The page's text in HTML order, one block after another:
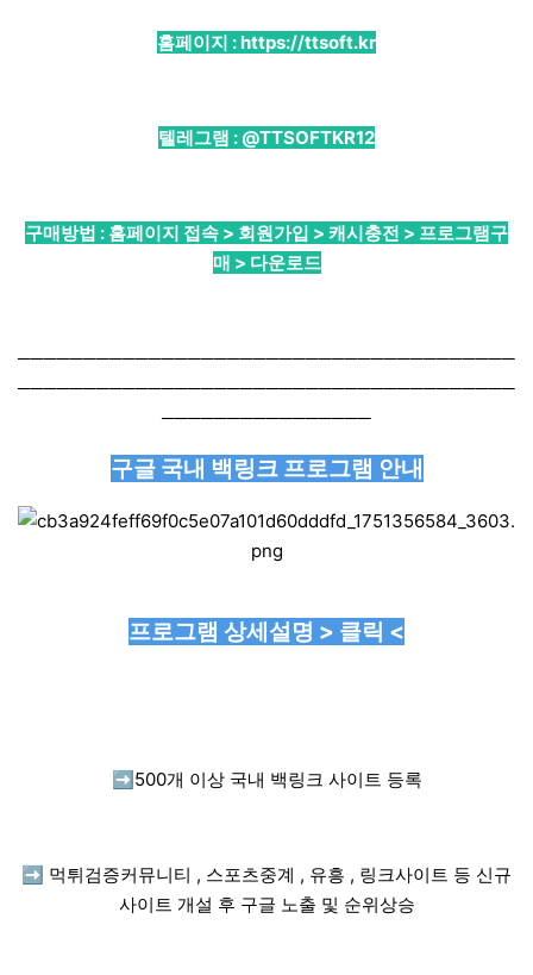
홈페이지 :https://ttsoft.kr
텔레그램 : @TTSOFTKR12
구매방법 : 홈페이지 접속 > 회원가입 > 캐시충전 > 프로그램구
매 > 다운로드
──────────────────────────────────────
──────────────────────────────────────
────────────────
구글 국내 백링크 프로그램 안내
프로그램 상세설명 > 클릭 <
➡️ 500개 이상 국내 백링크 사이트 등록
➡️ 먹튀검증커뮤니티 , 스포츠중계 , 유흥 , 링크사이트 등 신규
사이트 개설 후 구글 노출 및 순위상승